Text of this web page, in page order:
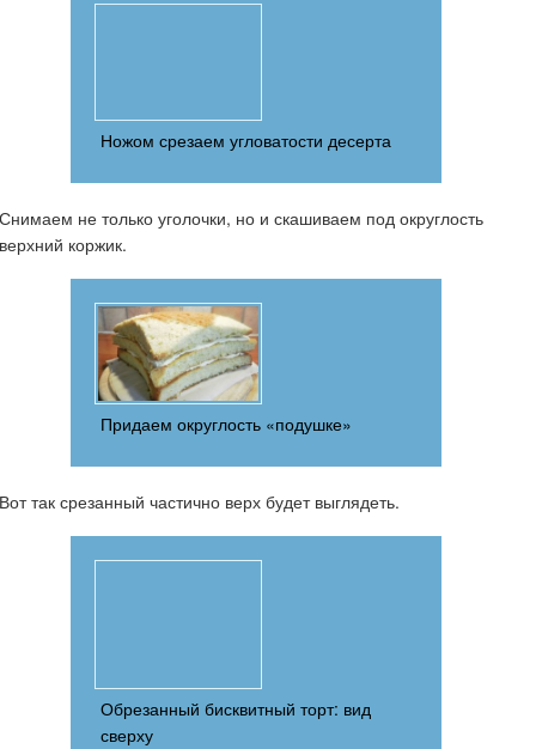
Ножом срезаем угловатости десерта
Снимаем не только уголочки, но и скашиваем под округлость
верхний коржик.
Придаем округлость «подушке»
Вот так срезанный частично верх будет выглядеть.
Обрезанный бисквитный торт: вид
сверху